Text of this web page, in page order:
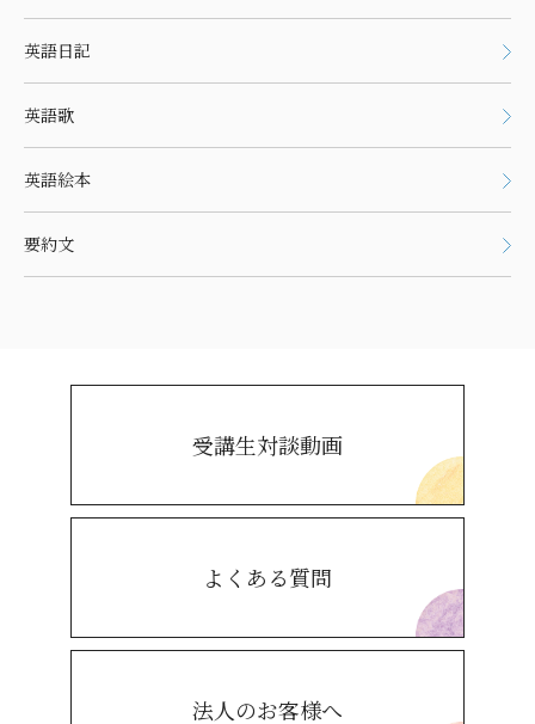
英語日記
英語歌
英語絵本
要約文
受講生対談動画
よくある質問
法人のお客様へ